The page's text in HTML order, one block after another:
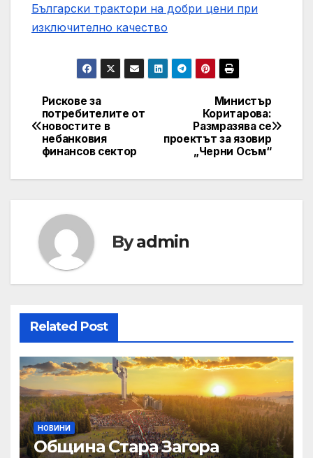
Български трактори на добри цени при
изключително качество
Post
navigation
Министър
Коритарова:
Размразява се
проектът за язовир
„Черни Осъм“
Рискове за
потребителите от
новостите в
небанковия
финансов сектор
Byadmin
Related Post
НОВИНИ
Община Стара Загора